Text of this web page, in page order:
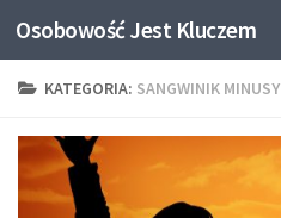
Osobowość Jest Kluczem
KATEGORIA: SANGWINIK MINUSY